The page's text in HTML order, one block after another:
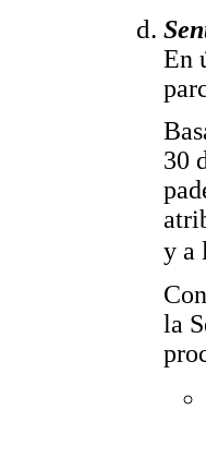
En
30
y a
la